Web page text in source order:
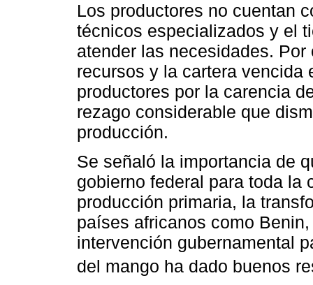
Los productores no cuentan
técnicos especializados y el
atender las necesidades.
recursos y la cartera vencida
productores por la carencia
rezago considerable que
producción.
Se señaló la importancia de
gobierno federal para toda la
producción primaria, la
países africanos como
intervención gubernamental
del mango ha dado buenos